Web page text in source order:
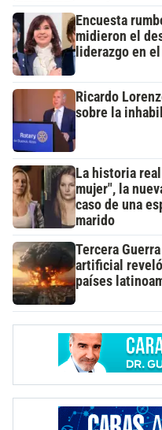
Encuesta
midieron el
liderazgo en
Ricardo
sobre la
La historia
mujer", la
caso de una
marido
Tercera
artificial
países